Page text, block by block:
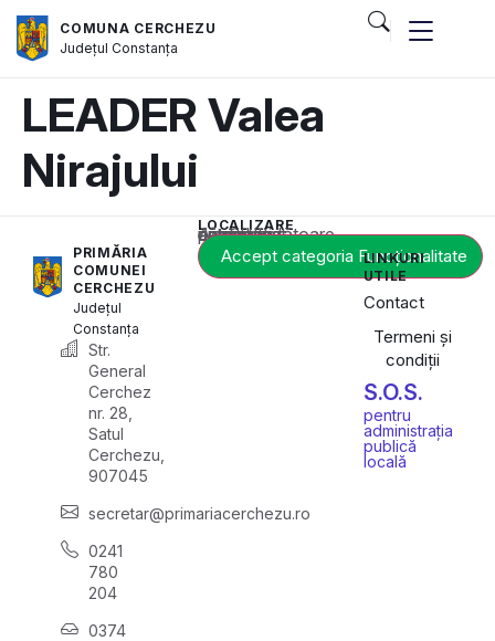
COMUNA CERCHEZU
JudețulConstanța
LEADER Valea
Nirajului
PRIMĂRIA
COMUNEI
CERCHEZU
Județul
Constanța
Str.
General
Cerchez
nr. 28,
Satul
Cerchezu,
907045
secretar@primariacerchezu.ro
0241
780
204
0374
LOCALIZARE
Acest conținut este blocat până când acceptați categoria corespunzătoare de cookie-uri.
Accept categoria Funcționalitate
LINKURI
UTILE
Contact
Termeni și
condiții
S.O.S.
pentru
administrația
publică
locală